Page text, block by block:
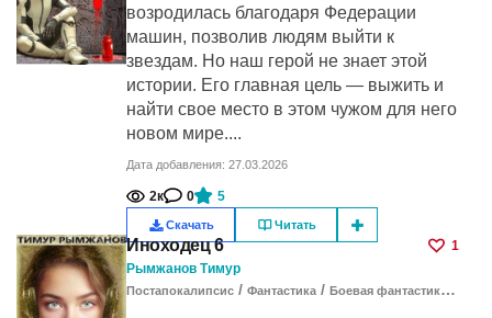
возродилась благодаря Федерации
машин, позволив людям выйти к
звездам. Но наш герой не знает этой
истории. Его главная цель — выжить и
найти свое место в этом чужом для него
новом мире....
Дата добавления: 27.03.2026
2к 0 5
Скачать Читать
Иноходец 6
1
Рымжанов Тимур
Постапокалипсис / Фантастика / Боевая фантастика /